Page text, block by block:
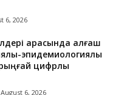
6, 2026
арасында алғаш
эпидемиологиялық
цифрлық
August 6, 2026